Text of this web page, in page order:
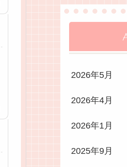
2026年5月
2026年4月
2026年1月
2025年9月